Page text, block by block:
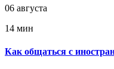
06 августа
14 мин
Как общаться с